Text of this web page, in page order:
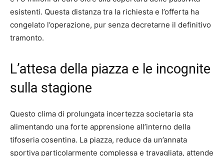
esistenti. Questa distanza tra la richiesta e l’offerta ha
congelato l’operazione, pur senza decretarne il definitivo
tramonto.
L’attesa della piazza e le incognite
sulla stagione
Questo clima di prolungata incertezza societaria sta
alimentando una forte apprensione all’interno della
tifoseria cosentina. La piazza, reduce da un’annata
sportiva particolarmente complessa e travagliata, attende